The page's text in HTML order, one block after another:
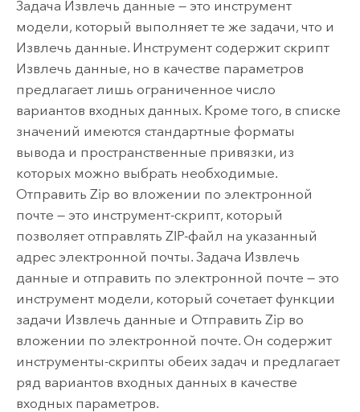
Задача Извлечь данные — это инструмент
модели, который выполняет те же задачи, что и
Извлечь данные. Инструмент содержит скрипт
Извлечь данные, но в качестве параметров
предлагает лишь ограниченное число
вариантов входных данных. Кроме того, в списке
значений имеются стандартные форматы
вывода и пространственные привязки, из
которых можно выбрать необходимые.
Отправить Zip во вложении по электронной
почте — это инструмент-скрипт, который
позволяет отправлять ZIP-файл на указанный
адрес электронной почты. Задача Извлечь
данные и отправить по электронной почте — это
инструмент модели, который сочетает функции
задачи Извлечь данные и Отправить Zip во
вложении по электронной почте. Он содержит
инструменты-скрипты обеих задач и предлагает
ряд вариантов входных данных в качестве
входных параметров.